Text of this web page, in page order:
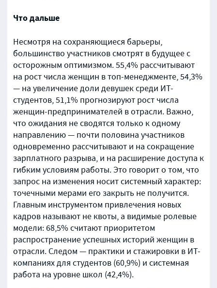
Что дальше
Несмотря на сохраняющиеся барьеры,
большинство участников смотрят в будущее с
осторожным оптимизмом. 55,4% рассчитывают
на рост числа женщин в топ-менеджменте, 54,3%
— на увеличение доли девушек среди ИТ-
студентов, 51,1% прогнозируют рост числа
женщин-предпринимателей в отрасли. Важно,
что ожидания не сводятся только к одному
направлению — почти половина участников
одновременно рассчитывают и на сокращение
зарплатного разрыва, и на расширение доступа к
гибким условиям работы. Это говорит о том, что
запрос на изменения носит системный характер:
точечными мерами его закрыть не получится.
Главным инструментом привлечения новых
кадров называют не квоты, а видимые ролевые
модели: 68,5% считают приоритетом
распространение успешных историй женщин в
отрасли. Следом — практики и стажировки в ИТ-
компаниях для студентов (60,9%) и системная
работа на уровне школ (42,4%).